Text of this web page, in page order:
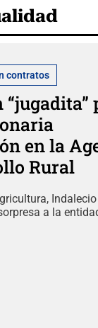
contratos
en la
Rural
a la